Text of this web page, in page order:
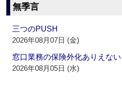
無季言
三つのPUSH
2026年08月07日 (金)
窓口業務の保険外化ありえない
2026年08月05日 (水)